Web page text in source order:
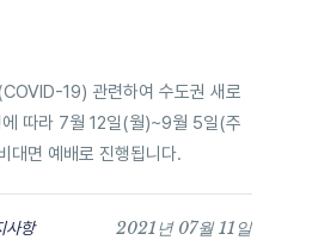
19) 관련하여 수도권 새로
따라 7월 12일(월)~9월 5일(주
대면 예배로 진행됩니다.
2021년 07월 11일
사항